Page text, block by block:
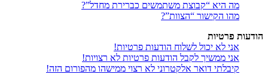
מה היא “קבוצת משתמשים כברירת מחדל”?
מהו הקישור “הצוות”?
הודעות פרטיות
אני לא יכול לשלוח הודעות פרטיות!
אני ממשיך לקבל הודעות פרטיות לא רצויות!
קיבלתי דואר אלקטרוני לא רצוי ממישהו מהפורום הזה!